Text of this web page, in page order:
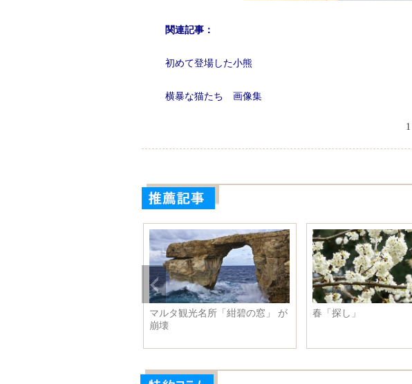
関連記事：
初めて登場した小熊
横暴な猫たち 画像集
1
マルタ観光名所「紺碧の窓」 が
崩壊
春「探し」